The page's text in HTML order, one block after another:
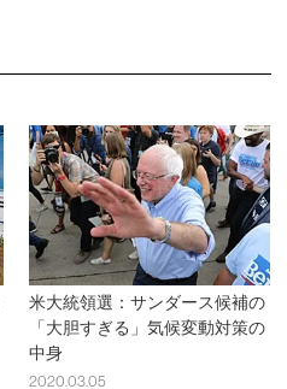
米大統領選：サンダース候補の
「大胆すぎる」気候変動対策の
中身
2020.03.05